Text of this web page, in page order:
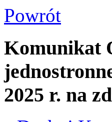
Powrót
Komunikat
2025 r. na